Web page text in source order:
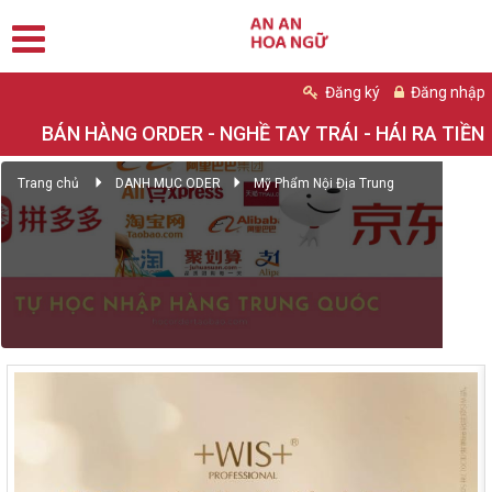
Đăng ký Đăng nhập
BÁN HÀNG ORDER - NGHỀ TAY TRÁI - HÁI RA TIỀN
Trang chủ DANH MỤC ODER Mỹ Phẩm Nội Địa Trung